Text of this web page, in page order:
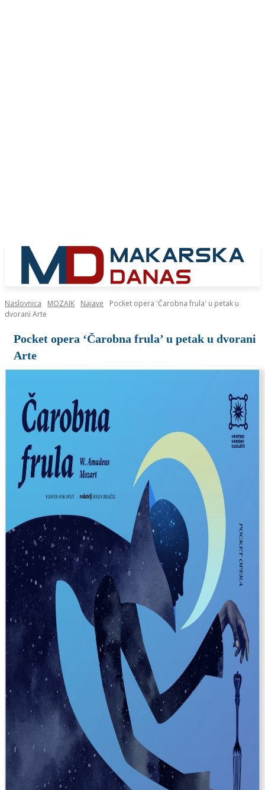
Naslovnica MOZAIK Najave
Pocket opera 'Čarobna frula' u petak u
dvorani Arte
Pocket opera ‘Čarobna frula’ u petak u dvorani
Arte